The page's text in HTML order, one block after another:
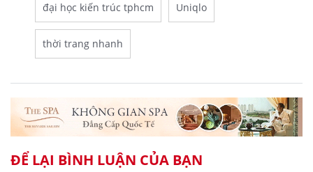
đại học kiến trúc tphcm Uniqlo
thời trang nhanh
ĐỂ LẠI BÌNH LUẬN CỦA BẠN